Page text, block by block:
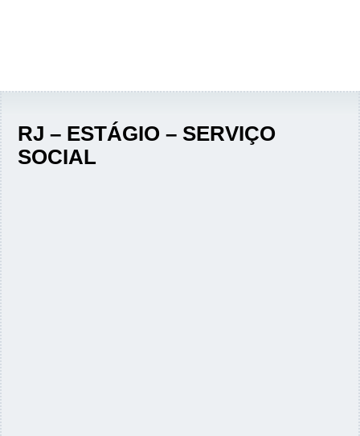
RJ – ESTÁGIO – SERVIÇO
SOCIAL